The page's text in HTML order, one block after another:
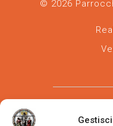
© 2026